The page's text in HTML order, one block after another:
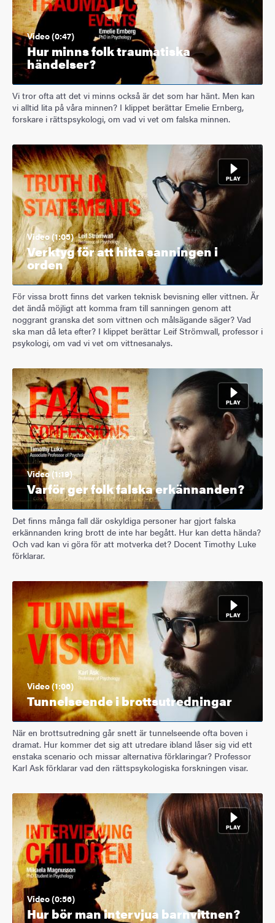
Video (0:47)
Hur minns folk traumatiska
händelser?
Vi tror ofta att det vi minns också är det som har hänt. Men kan
vi alltid lita på våra minnen? I klippet berättar Emelie Ernberg,
forskare i rättspsykologi, om vad vi vet om falska minnen.
Video (1:05)
Verktyg för att hitta sanningen i
orden
För vissa brott finns det varken teknisk bevisning eller vittnen. Är
det ändå möjligt att komma fram till sanningen genom att
noggrant granska det som vittnen och målsägande säger? Vad
ska man då leta efter? I klippet berättar Leif Strömwall, professor i
psykologi, om vad vi vet om vittnesanalys.
Video (1:19)
Varför ger folk falska erkännanden?
Det finns många fall där oskyldiga personer har gjort falska
erkännanden kring brott de inte har begått. Hur kan detta hända?
Och vad kan vi göra för att motverka det? Docent Timothy Luke
förklarar.
Video (1:06)
Tunnelseende i brottsutredningar
När en brottsutredning går snett är tunnelseende ofta boven i
dramat. Hur kommer det sig att utredare ibland låser sig vid ett
enstaka scenario och missar alternativa förklaringar? Professor
Karl Ask förklarar vad den rättspsykologiska forskningen visar.
Video (0:56)
Hur bör man intervjua barnvittnen?